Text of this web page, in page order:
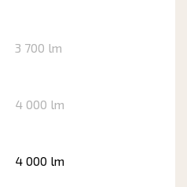
3 700 lm
4 000 lm
4 000 lm